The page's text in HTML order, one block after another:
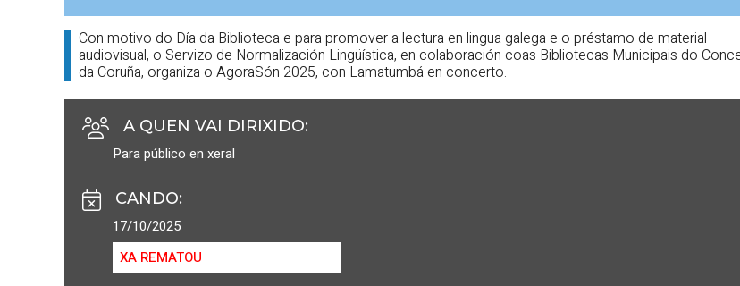
Con motivo do Día da Biblioteca e para promover a lectura en lingua galega e o préstamo de material
audiovisual, o Servizo de Normalización Lingüística, en colaboración coas Bibliotecas Municipais do
da Coruña, organiza o AgoraSón 2025, con Lamatumbá en concerto.
A QUEN VAI DIRIXIDO:
Para público en xeral
CANDO:
17/10/2025
XA REMATOU